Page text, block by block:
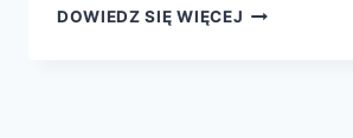
DOWIEDZ SIĘ WIĘCEJ RYBA